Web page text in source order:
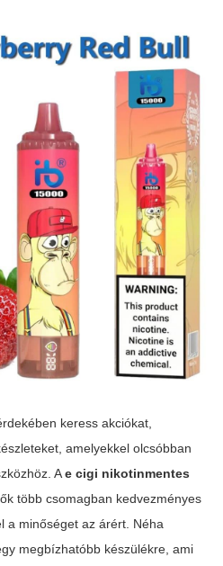
keress akciókat,
amelyekkel olcsóbban
Ae cigi nikotinmentes
több csomagban kedvezményes
a minőséget az árért. Néha
megbízhatóbb készülékre, ami